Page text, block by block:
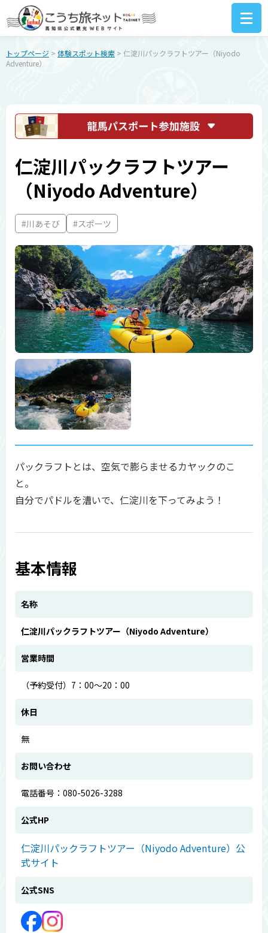
トップページ > 体験スポット検索 > 仁淀川パックラフトツアー（Niyodo
Adventure）
仁淀川パックラフトツアー
（Niyodo Adventure）
#川あそび #スポーツ
パックラフトとは、空気で膨らませるカヤックのこ
と。
自分でパドルを漕いで、仁淀川を下ってみよう！
基本情報
名称
仁淀川パックラフトツアー（Niyodo Adventure）
営業時間
（予約受付）7：00～20：00
休日
無
お問い合わせ
電話番号：080-5026-3288
公式HP
仁淀川パックラフトツアー（Niyodo Adventure）公
式サイト
公式SNS